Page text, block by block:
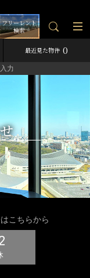
フリーレント
検索
最近見た物件 0
力
こちらから